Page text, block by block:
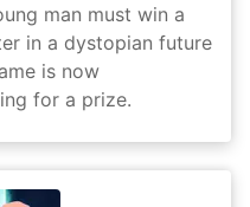
man must win a
in a dystopian future
is now
for a prize.